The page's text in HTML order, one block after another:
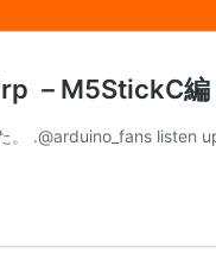
－M5StickC編
。 .@arduino_fans